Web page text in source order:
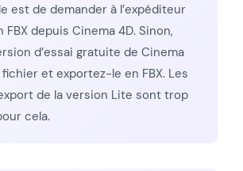
est de demander à l’expéditeur
FBX depuis Cinema 4D. Sinon,
d’essai gratuite de Cinema
fichier et exportez-le en FBX. Les
de la version Lite sont trop
cela.